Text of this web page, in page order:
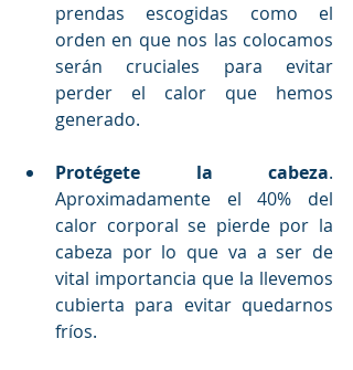
prendas escogidas como el
orden en que nos las colocamos
serán cruciales para evitar
perder el calor que hemos
generado.
Protégete la cabeza.
Aproximadamente el 40% del
calor corporal se pierde por la
cabeza por lo que va a ser de
vital importancia que la llevemos
cubierta para evitar quedarnos
fríos.